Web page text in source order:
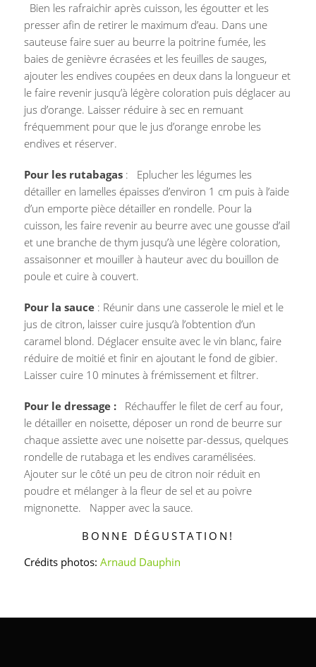
Bien les rafraichir après cuisson, les égoutter et les
presser afin de retirer le maximum d’eau. Dans une
sauteuse faire suer au beurre la poitrine fumée, les
baies de genièvre écrasées et les feuilles de sauges,
ajouter les endives coupées en deux dans la longueur et
le faire revenir jusqu’à légère coloration puis déglacer au
jus d’orange. Laisser réduire à sec en remuant
fréquemment pour que le jus d’orange enrobe les
endives et réserver.
Pour les rutabagas : Eplucher les légumes les
détailler en lamelles épaisses d’environ 1 cm puis à l’aide
d’un emporte pièce détailler en rondelle. Pour la
cuisson, les faire revenir au beurre avec une gousse d’ail
et une branche de thym jusqu’à une légère coloration,
assaisonner et mouiller à hauteur avec du bouillon de
poule et cuire à couvert.
Pour la sauce : Réunir dans une casserole le miel et le
jus de citron, laisser cuire jusqu’à l’obtention d’un
caramel blond. Déglacer ensuite avec le vin blanc, faire
réduire de moitié et finir en ajoutant le fond de gibier.
Laisser cuire 10 minutes à frémissement et filtrer.
Pour le dressage : Réchauffer le filet de cerf au four,
le détailler en noisette, déposer un rond de beurre sur
chaque assiette avec une noisette par-dessus, quelques
rondelle de rutabaga et les endives caramélisées.
Ajouter sur le côté un peu de citron noir réduit en
poudre et mélanger à la fleur de sel et au poivre
mignonette. Napper avec la sauce.
BONNE DÉGUSTATION!
Crédits photos:Arnaud Dauphin